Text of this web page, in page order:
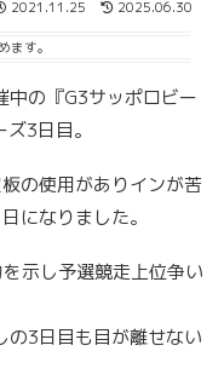
2021.11.25 2025.06.30
ます。
の『G3サッポロビー
3日目。
の使用がありインが苦
になりました。
示し予選競走上位争い
の3日目も目が離せない